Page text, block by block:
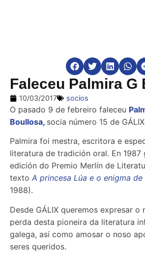
Faleceu Palmira G
10/03/2017 socios
O pasado 9 de febreiro faleceu
Boullosa, socia número 15 de
Palmira foi mestra, escritora e
literatura de tradición oral. En 1987
edición do Premio Merlín de
texto A princesa Lúa e o enigma de
1988).
Desde GÁLIX queremos expresar o
perda desta pioneira da literatura
galega, así como amosar o noso
seres queridos.